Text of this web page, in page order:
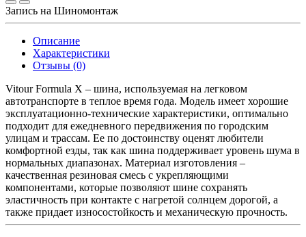
Запись на Шиномонтаж
Описание
Характеристики
Отзывы (0)
Vitour Formula X – шина, используемая на легковом
автотранспорте в теплое время года. Модель имеет хорошие
эксплуатационно-технические характеристики, оптимально
подходит для ежедневного передвижения по городским
улицам и трассам. Ее по достоинству оценят любители
комфортной езды, так как шина поддерживает уровень шума в
нормальных диапазонах. Материал изготовления –
качественная резиновая смесь с укрепляющими
компонентами, которые позволяют шине сохранять
эластичность при контакте с нагретой солнцем дорогой, а
также придает износостойкость и механическую прочность.